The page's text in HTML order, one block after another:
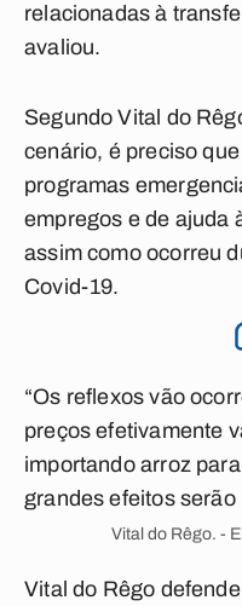
relacionadas à
avaliou.
Segundo Vital do
cenário, é preciso
programas
empregos e de ajuda
assim como ocorreu
Covid-19.
“Os reflexos vão
preços efetivamente
importando arroz
grandes efeitos serão
Vital do Rêgo. -
Vital do Rêgo